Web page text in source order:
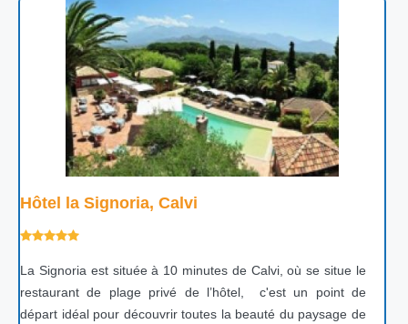
Hôtel la Signoria, Calvi
La Signoria est située à 10 minutes de Calvi, où se situe le
restaurant de plage privé de l’hôtel, c'est un point de
départ idéal pour découvrir toutes la beauté du paysage de